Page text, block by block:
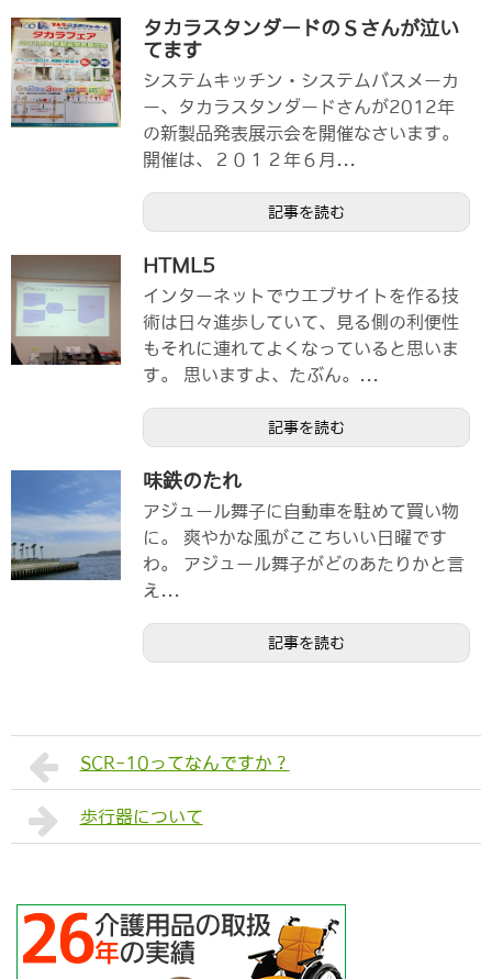
タカラスタンダードのＳさんが泣い
てます
システムキッチン・システムバスメーカ
ー、タカラスタンダードさんが2012年
の新製品発表展示会を開催なさいます。
開催は、２０１２年６月...
記事を読む
HTML5
インターネットでウエブサイトを作る技
術は日々進歩していて、見る側の利便性
もそれに連れてよくなっていると思いま
す。 思いますよ、たぶん。...
記事を読む
味鉄のたれ
アジュール舞子に自動車を駐めて買い物
に。 爽やかな風がここちいい日曜です
わ。 アジュール舞子がどのあたりかと言
え...
記事を読む
SCR-10ってなんですか？
歩行器について